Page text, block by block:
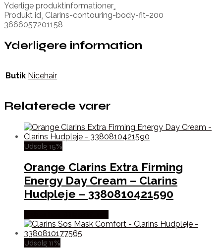
Yderlige produktinformationer¸
Produkt id¸ Clarins-contouring-body-fit-200
3666057201158
Yderligere information
Butik Nicehair
Relaterede varer
Udsalg 15%
Orange Clarins Extra Firming
Energy Day Cream – Clarins
Hudpleje – 3380810421590
Udsalg 11%